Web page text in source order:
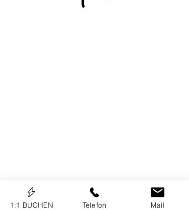
1:1 BUCHEN Telefon Mail